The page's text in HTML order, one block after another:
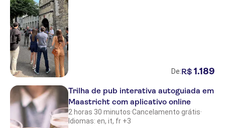
De:R$ 1 .189
Trilha de pub interativa autoguiada em
Maastricht com aplicativo online
2 horas 30 minutos·Cancelamento grátis·
Idiomas: en, it, fr +3